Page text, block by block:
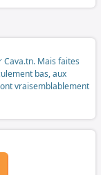
Mais faites
bas, aux
vraisemblablement